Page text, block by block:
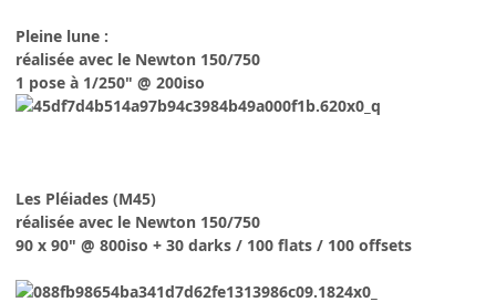
Pleine lune :
réalisée avec le Newton 150/750
1 pose à 1/250" @ 200iso
Les Pléiades (M45)
réalisée avec le Newton 150/750
90 x 90" @ 800iso + 30 darks / 100 flats / 100 offsets